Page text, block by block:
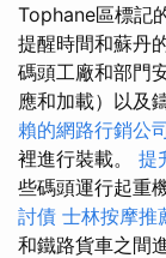
Tophane區標記
提醒時間和蘇丹
碼頭工廠和部門
應和加載）以及
賴的網路行銷公
裡進行裝載。 提
些碼頭運行起重
討債 士林按摩推
和鐵路貨車之間